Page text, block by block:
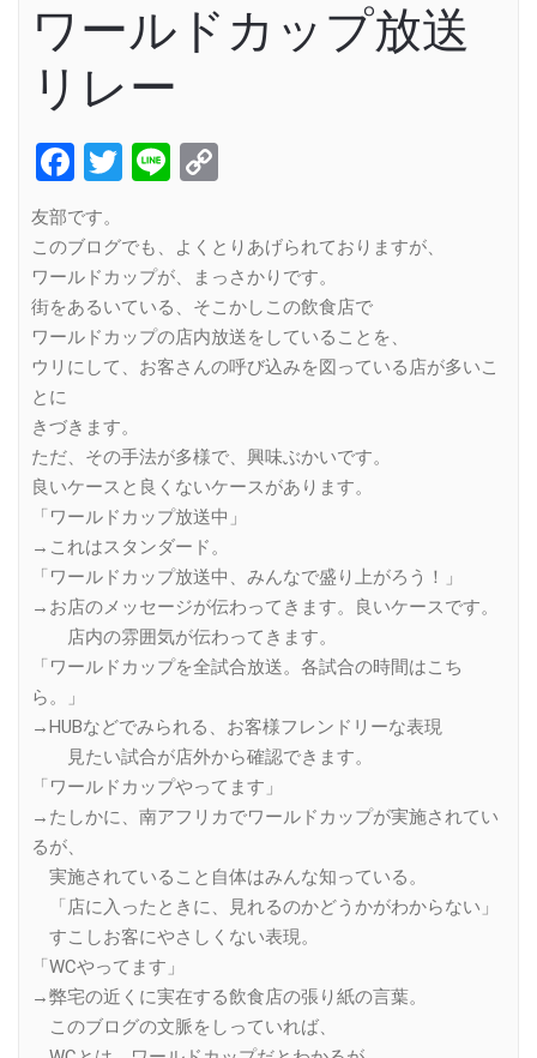
ワールドカップ放送
リレー
Facebook
Twitter
Line
友部です。
このブログでも、よくとりあげられておりますが、
ワールドカップが、まっさかりです。
街をあるいている、そこかしこの飲食店で
ワールドカップの店内放送をしていることを、
ウリにして、お客さんの呼び込みを図っている店が多いこ
とに
きづきます。
ただ、その手法が多様で、興味ぶかいです。
良いケースと良くないケースがあります。
「ワールドカップ放送中」
→これはスタンダード。
「ワールドカップ放送中、みんなで盛り上がろう！」
→お店のメッセージが伝わってきます。良いケースです。
店内の雰囲気が伝わってきます。
「ワールドカップを全試合放送。各試合の時間はこち
ら。」
→HUBなどでみられる、お客様フレンドリーな表現
見たい試合が店外から確認できます。
「ワールドカップやってます」
→たしかに、南アフリカでワールドカップが実施されてい
るが、
実施されていること自体はみんな知っている。
「店に入ったときに、見れるのかどうかがわからない」
すこしお客にやさしくない表現。
「WCやってます」
→弊宅の近くに実在する飲食店の張り紙の言葉。
このブログの文脈をしっていれば、